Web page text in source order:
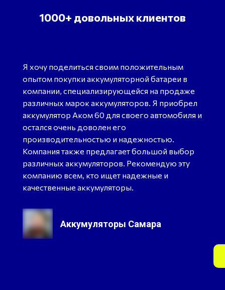
1000+ довольных клиентов
Я хочу поделиться своим положительным
опытом покупки аккумуляторной батареи в
компании, специализирующейся на продаже
различных марок аккумуляторов. Я приобрел
аккумулятор Аком 60 для своего автомобиля и
остался очень доволен его
производительностью и надежностью.
Компания также предлагает большой выбор
различных аккумуляторов. Рекомендую эту
компанию всем, кто ищет надежные и
качественные аккумуляторы.
Аккумуляторы Самара